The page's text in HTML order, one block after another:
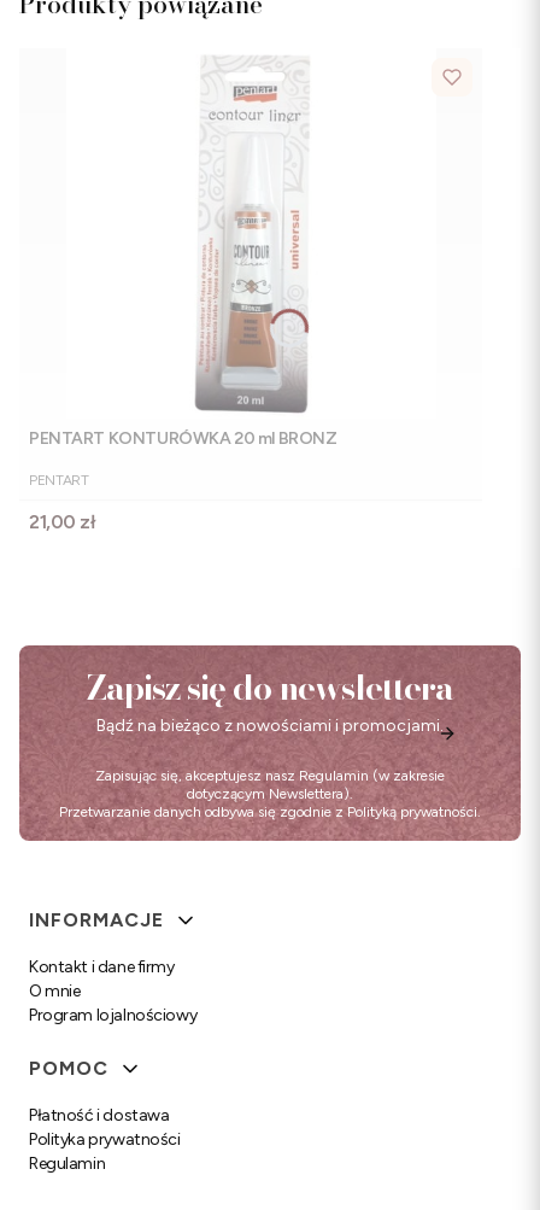
PENTART KONTURÓWKA 20 ml BRONZ
PRODUCENT
PENTART
Cena
21,00 zł
Zapisz się do newslettera
Bądź na bieżąco z nowościami i promocjami.
Zapisując się, akceptujesz nasz Regulamin (w zakresie
dotyczącym Newslettera).
Przetwarzanie danych odbywa się zgodnie z Polityką prywatności.
Linki w stopce
INFORMACJE
Kontakt i dane firmy
O mnie
Program lojalnościowy
POMOC
Płatność i dostawa
Polityka prywatności
Regulamin